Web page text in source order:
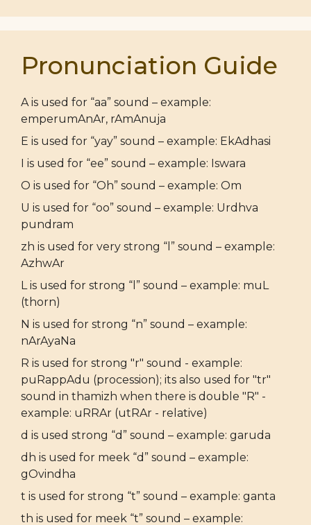
Pronunciation Guide
A is used for “aa” sound – example:
emperumAnAr, rAmAnuja
E is used for “yay” sound – example: EkAdhasi
I is used for “ee” sound – example: Iswara
O is used for “Oh” sound – example: Om
U is used for “oo” sound – example: Urdhva
pundram
zh is used for very strong “l” sound – example:
AzhwAr
L is used for strong “l” sound – example: muL
(thorn)
N is used for strong “n” sound – example:
nArAyaNa
R is used for strong "r" sound - example:
puRappAdu (procession); its also used for "tr"
sound in thamizh when there is double "R" -
example: uRRAr (utRAr - relative)
d is used strong “d” sound – example: garuda
dh is used for meek “d” sound – example:
gOvindha
t is used for strong “t” sound – example: ganta
th is used for meek “t” sound – example: